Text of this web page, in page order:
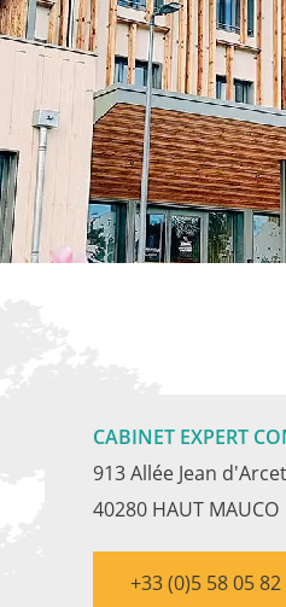
CABINET EXPERT
913 Allée Jean d'Arcet
40280 HAUT MAUCO
+33 (0)5 58 05